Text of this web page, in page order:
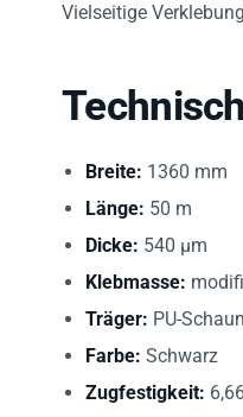
Vielseitige
Breite: 1360 mm
Länge: 50 m
Dicke: 540 µm
Klebmasse:
Träger: PU-
Farbe: Schwarz
Zugfestigkeit: